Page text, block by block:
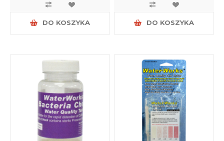
DO KOSZYKA DO KOSZYKA